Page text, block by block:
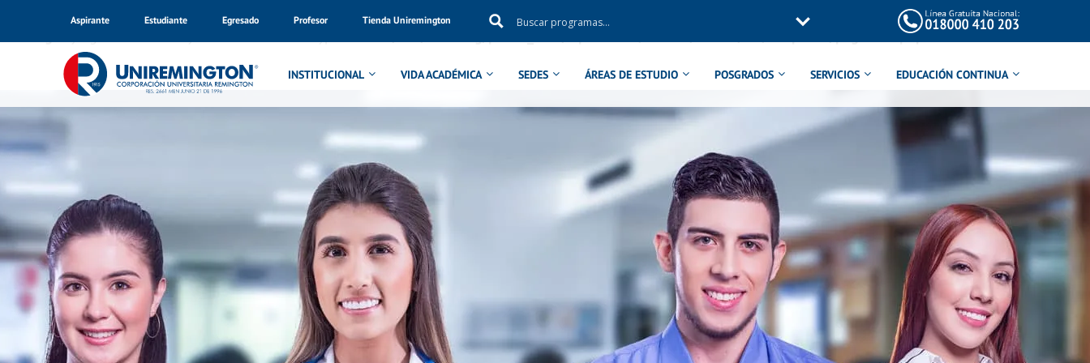
Aspirante Estudiante Egresado Profesor Tienda Uniremington
INSTITUCIONAL VIDA ACADÉMICA SEDES ÁREAS DE ESTUDIO POSGRADOS SERVICIOS EDUCACIÓN CONTINUA
/aux/uniremig/public_html/wp-content/themes/eduma/inc/templates/page-title.php on line 114
Inicio